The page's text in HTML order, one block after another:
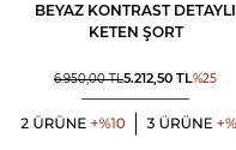
BEYAZ KONTRAST DETAYLI
KETEN ŞORT
6.950,00TL5.212,50 TL%25